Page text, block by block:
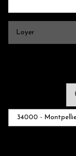
Loyer
34000 -